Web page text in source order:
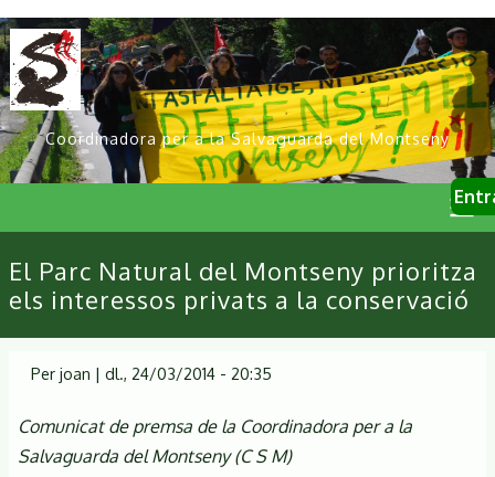
Vés
al
contingut
Coordinadora per a la Salvaguarda del Montseny
User
Primary
links
El Parc Natural del Montseny prioritza
els interessos privats a la conservació
Per joan | dl., 24/03/2014 - 20:35
Comunicat de premsa de la Coordinadora per a la
Salvaguarda del Montseny (C S M)